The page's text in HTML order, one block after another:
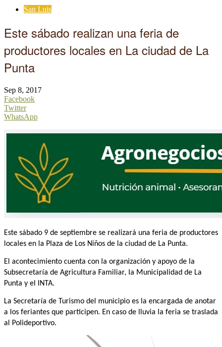
San Luis
Este sábado realizan una feria de
productores locales en La ciudad de La
Punta
Sep 8, 2017
Facebook
Twitter
WhatsApp
Este sábado 9 de septiembre se realizará una feria de productores
locales en la Plaza de Los Niños de la ciudad de La Punta.
El acontecimiento cuenta con la organización y apoyo de la
Subsecretaría de Agricultura Familiar, la Municipalidad de La
Punta y el INTA.
La Secretaría de Turismo del municipio es la encargada de anotar
a los feriantes que participen. En caso de lluvia la feria se traslada
al Polideportivo.